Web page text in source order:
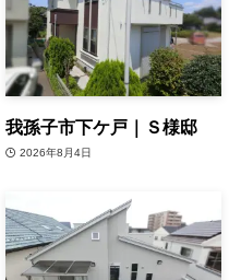
我孫子市下ケ戸｜Ｓ様邸
2026年8月4日